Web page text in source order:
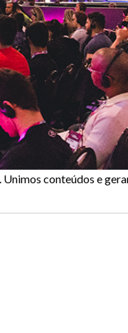
conteúdos e